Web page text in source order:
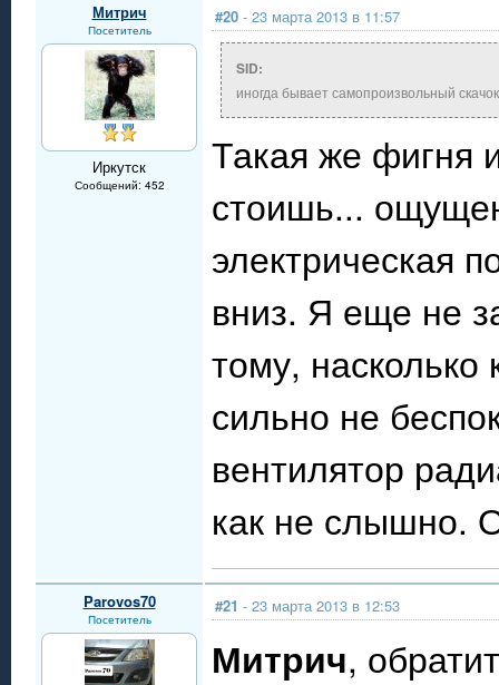
Митрич
Посетитель
Иркутск
Сообщений: 452
#20 - 23 марта 2013 в 11:57
SID:
иногда бывает самопроизвольный
Такая же фигня
стоишь...
электрическая
вниз. Я еще не
тому, насколько
сильно не
вентилятор
как не слышно.
Parovos70
Посетитель
#21 - 23 марта 2013 в 12:53
Митрич,